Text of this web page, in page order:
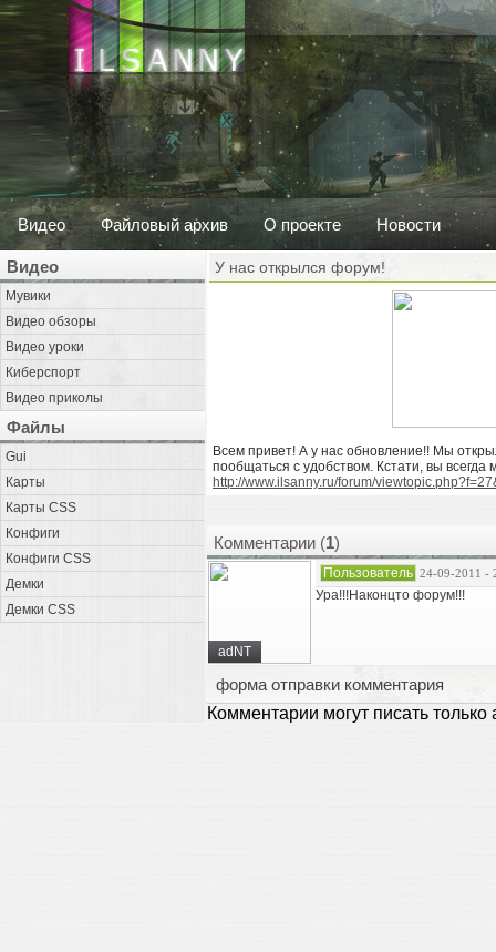
Видео Файловый архив О проекте Новости
Видео
Мувики
Видео обзоры
Видео уроки
Киберспорт
Видео приколы
Файлы
Gui
Карты
Карты CSS
Конфиги
Конфиги CSS
Демки
Демки CSS
У нас открылся форум!
Всем привет! А у нас обновление!! Мы
пообщаться с удобством. Кстати, вы
http://www.ilsanny.ru/forum/
Комментарии (1)
adNT
Пользователь 24-09-2011 -
Ура!!!Наконцто форум!!!
форма отправки комментария
Комментарии могут писать